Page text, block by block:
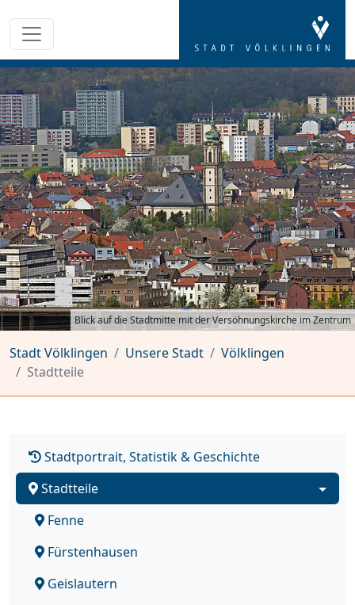
Blick auf die Stadtmitte mit der Versöhnungskirche im Zentrum
Stadt Völklingen Unsere Stadt
Völklingen
Stadtteile
Stadtportrait, Statistik & Geschichte
Stadtteile
Fenne
Fürstenhausen
Geislautern